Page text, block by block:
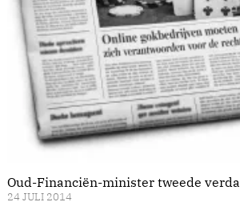
Oud-Financiën-minister tweede
24 JULI 2014